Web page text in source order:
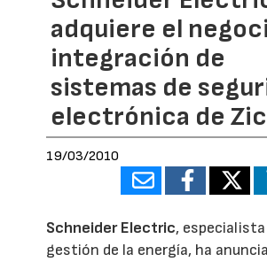
adquiere el
integración de
sistemas de
electrónica de
19/03/2010
Schneider Electric,
gestión de la energía, ha